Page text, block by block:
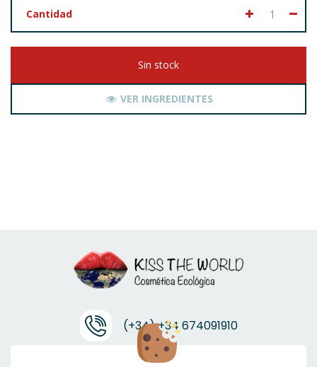
Cantidad
Sin stock
VER INGREDIENTES
(+34) +34 674091910